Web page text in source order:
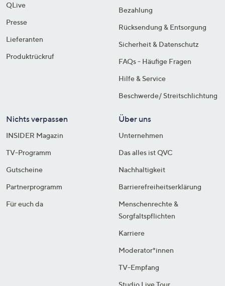
QLive
Presse
Lieferanten
Produktrückruf
Bezahlung
Rücksendung & Entsorgung
Sicherheit & Datenschutz
FAQs - Häufige Fragen
Hilfe & Service
Beschwerde/ Streitschlichtung
Nichts verpassen
INSIDER Magazin
TV-Programm
Gutscheine
Partnerprogramm
Für euch da
Über uns
Unternehmen
Das alles ist QVC
Nachhaltigkeit
Barrierefreiheitserklärung
Menschenrechte &
Sorgfaltspflichten
Karriere
Moderator*innen
TV-Empfang